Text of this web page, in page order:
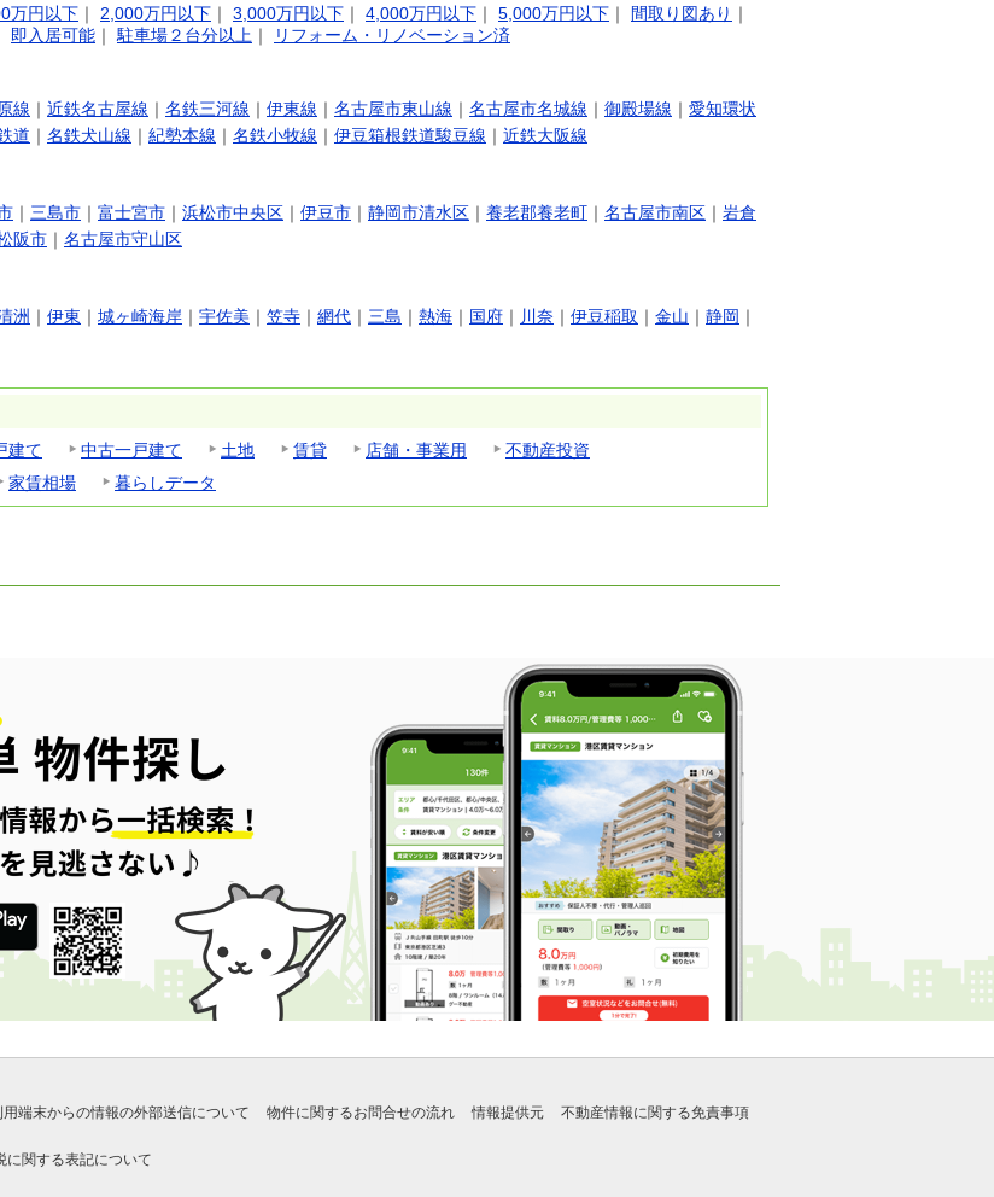
万円以下 ｜ 2,000万円以下 ｜ 3,000万円以下 ｜ 4,000万円以下 ｜ 5,000万円以下 ｜ 間取り図あり ｜
即入居可能 ｜ 駐車場２台分以上 ｜ リフォーム・リノベーション済
線 ｜ 近鉄名古屋線 ｜ 名鉄三河線 ｜ 伊東線 ｜ 名古屋市東山線 ｜ 名古屋市名城線 ｜ 御殿場線 ｜ 愛知環状
道 ｜ 名鉄犬山線 ｜ 紀勢本線 ｜ 名鉄小牧線 ｜ 伊豆箱根鉄道駿豆線 ｜ 近鉄大阪線
｜ 三島市 ｜ 富士宮市 ｜ 浜松市中央区 ｜ 伊豆市 ｜ 静岡市清水区 ｜ 養老郡養老町 ｜ 名古屋市南区 ｜ 岩倉
阪市 ｜ 名古屋市守山区
洲 ｜ 伊東 ｜ 城ヶ崎海岸 ｜ 宇佐美 ｜ 笠寺 ｜ 網代 ｜ 三島 ｜ 熱海 ｜ 国府 ｜ 川奈 ｜ 伊豆稲取 ｜ 金山 ｜ 静岡 ｜
建て 中古一戸建て 土地 賃貸 店舗・事業用
不動産投資
家賃相場 暮らしデータ
端末からの情報の外部送信について 物件に関するお問合せの流れ 情報提供元 不動産情報に関する免責事項
に関する表記について